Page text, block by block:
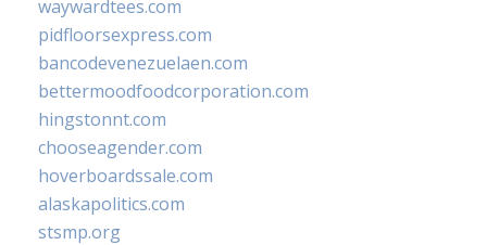
waywardtees.com
pidfloorsexpress.com
bancodevenezuelaen.com
bettermoodfoodcorporation.com
hingstonnt.com
chooseagender.com
hoverboardssale.com
alaskapolitics.com
stsmp.org